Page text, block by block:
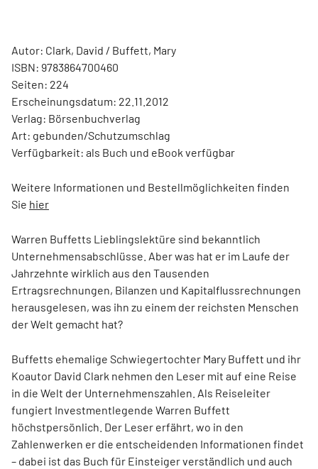
Autor: Clark, David / Buffett, Mary
ISBN: 9783864700460
Seiten: 224
Erscheinungsdatum: 22.11.2012
Verlag: Börsenbuchverlag
Art: gebunden/Schutzumschlag
Verfügbarkeit: als Buch und eBook verfügbar
Weitere Informationen und Bestellmöglichkeiten finden
Sie hier
Warren Buffetts Lieblingslektüre sind bekanntlich
Unternehmensabschlüsse. Aber was hat er im Laufe der
Jahrzehnte wirklich aus den Tausenden
Ertragsrechnungen, Bilanzen und Kapitalflussrechnungen
herausgelesen, was ihn zu einem der reichsten Menschen
der Welt gemacht hat?
Buffetts ehemalige Schwiegertochter Mary Buffett und ihr
Koautor David Clark nehmen den Leser mit auf eine Reise
in die Welt der Unternehmenszahlen. Als Reiseleiter
fungiert Investmentlegende Warren Buffett
höchstpersönlich. Der Leser erfährt, wo in den
Zahlenwerken er die entscheidenden Informationen findet
– dabei ist das Buch für Einsteiger verständlich und auch